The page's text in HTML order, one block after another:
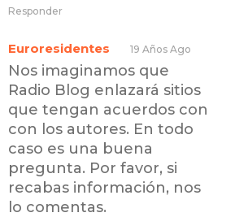
Responder
Euroresidentes 19 Años Ago
Nos imaginamos que
Radio Blog enlazará sitios
que tengan acuerdos con
con los autores. En todo
caso es una buena
pregunta. Por favor, si
recabas información, nos
lo comentas.